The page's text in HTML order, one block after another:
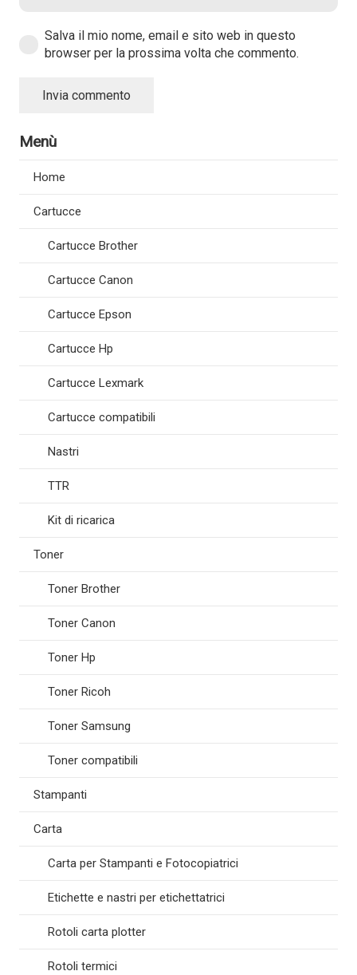
Salva il mio nome, email e sito web in questo
browser per la prossima volta che commento.
Invia commento
Menù
Home
Cartucce
Cartucce Brother
Cartucce Canon
Cartucce Epson
Cartucce Hp
Cartucce Lexmark
Cartucce compatibili
Nastri
TTR
Kit di ricarica
Toner
Toner Brother
Toner Canon
Toner Hp
Toner Ricoh
Toner Samsung
Toner compatibili
Stampanti
Carta
Carta per Stampanti e Fotocopiatrici
Etichette e nastri per etichettatrici
Rotoli carta plotter
Rotoli termici